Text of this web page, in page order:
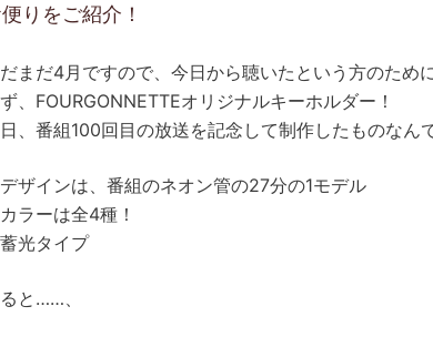
りをご紹介！
まだ4月ですので、今日から聴いたという方のため
、FOURGONNETTEオリジナルキーホルダー！
、番組100回目の放送を記念して制作したものなん
ザインは、番組のネオン管の27分の1モデル
ラーは全4種！
光タイプ
と……、